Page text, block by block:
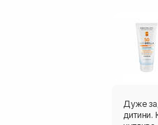
Дуже
дитини.